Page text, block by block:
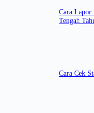
Cara Lapor
Tengah
Cara Cek